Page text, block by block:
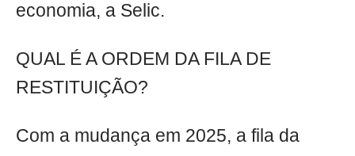
economia, a Selic.
QUAL É A ORDEM DA FILA DE
RESTITUIÇÃO?
Com a mudança em 2025, a fila da